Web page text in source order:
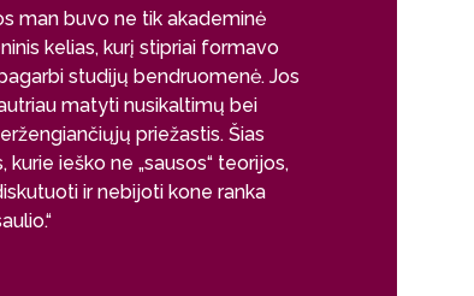
man buvo ne tik akademinė
kelias, kurį stipriai formavo
studijų bendruomenė. Jos
matyti nusikaltimų bei
priežastis. Šias
ieško ne „sausos“ teorijos,
ir nebijoti kone ranka